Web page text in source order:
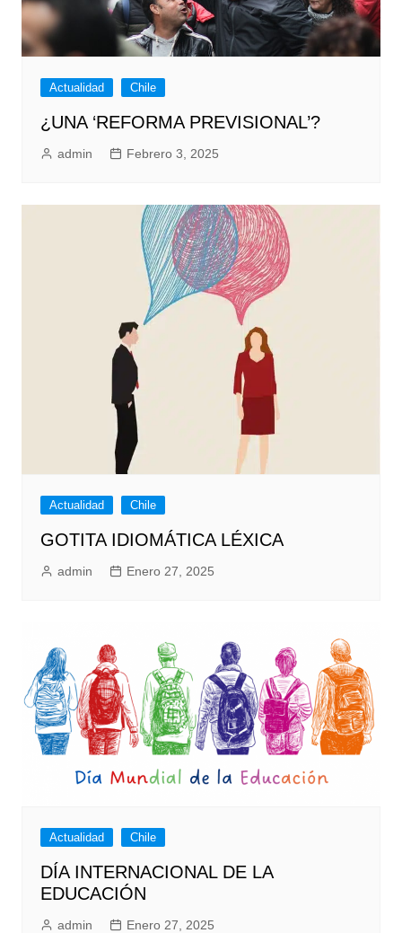
Actualidad Chile
¿UNA ‘REFORMA PREVISIONAL’?
admin Febrero 3, 2025
Actualidad Chile
GOTITA IDIOMÁTICA LÉXICA
admin Enero 27, 2025
Actualidad Chile
DÍA INTERNACIONAL DE LA
EDUCACIÓN
admin Enero 27, 2025